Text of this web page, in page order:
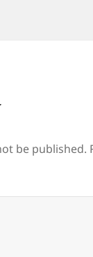
be published.